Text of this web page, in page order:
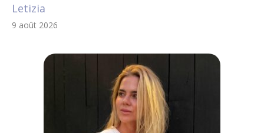
Letizia
9 août 2026